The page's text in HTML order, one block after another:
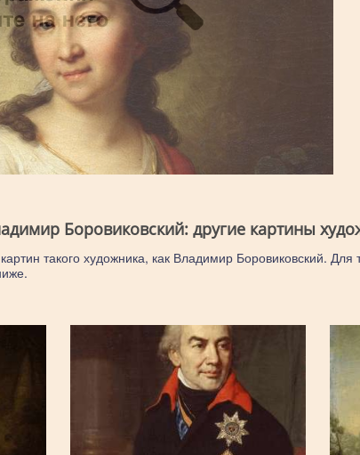
Боровиковский: другие картины
такого художника, как Владимир Боровиковский. Для